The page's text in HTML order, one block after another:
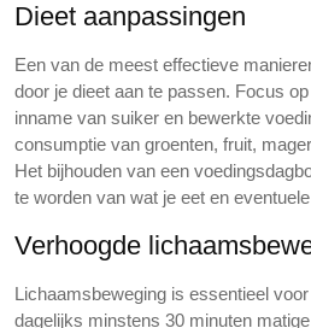
Dieet aanpassingen
Een van de meest effectieve
door je dieet aan te passen. Focus
inname van suiker en bewerkte
consumptie van groenten, fruit,
Het bijhouden van een
te worden van wat je eet en
Verhoogde
Lichaamsbeweging is essentieel
dagelijks minstens 30 minuten